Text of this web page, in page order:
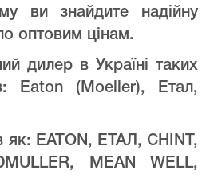
ви знайдите надійну
оптовим цінам.
дилер в Україні таких
Eaton (Moeller), Етал,
як: EATON, ЕТАЛ, CHINT,
MEAN WELL,